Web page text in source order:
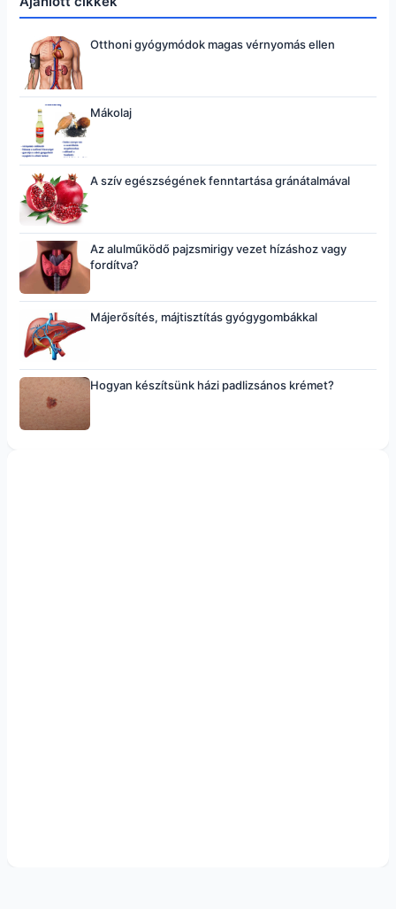
Otthoni gyógymódok magas vérnyomás ellen
Mákolaj
A szív egészségének fenntartása gránátalmával
Az alulműködő pajzsmirigy vezet hízáshoz vagy
fordítva?
Májerősítés, májtisztítás gyógygombákkal
Hogyan készítsünk házi padlizsános krémet?